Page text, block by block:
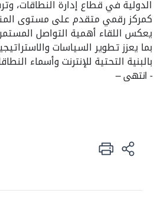
الدولية في قطاع إدارة النطاقات،
كمركز رقمي متقدم على مستوى
يعكس اللقاء أهمية التواصل
بما يعزز تطوير السياسات
بالبنية التحتية للإنترنت وأسماء
- انتهى –